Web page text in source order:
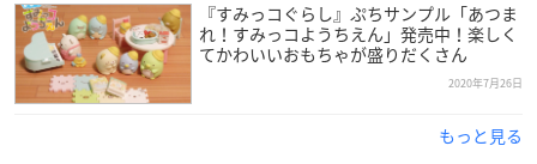
『すみっコぐらし』ぷちサンプル「あつま
れ！すみっコようちえん」発売中！楽しく
てかわいいおもちゃが盛りだくさん
2020年7月26日
もっと見る